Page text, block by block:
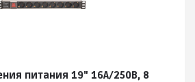
питания 19" 16А/250В, 8